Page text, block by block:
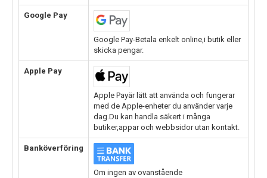
Google Pay
Google Pay-Betala enkelt online,i butik eller
skicka pengar.
Apple Pay
Apple Payär lätt att använda och fungerar
med de Apple-enheter du använder varje
dag.Du kan handla säkert i många
butiker,appar och webbsidor utan kontakt.
Banköverföring
Om ingen av ovanstående